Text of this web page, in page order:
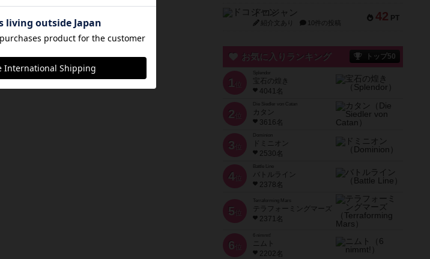
42 PT
ドコジャン
紹介文あり 10件の投稿
お気に入りランキング トップ50
1 位
宝石の煌き
4041名
2 位
Die Siedler von Catan
カタン
3616名
3 位
ドミニオン
2530名
4位
Battle Line
バトルライン
2378名
5 位
Terraforming Mars
テラフォーミングマーズ
2371名
6 位
ニムト
2202名